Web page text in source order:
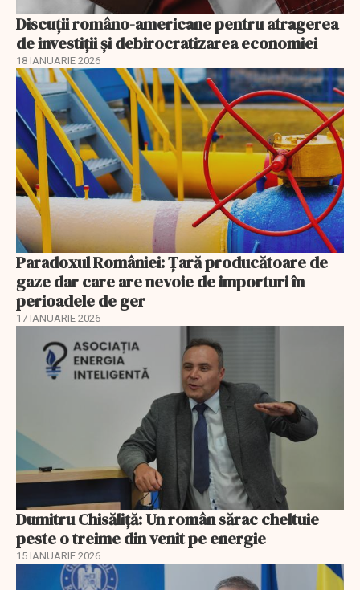
Discuţii româno-americane pentru atragerea
de investiţii şi debirocratizarea economiei
18 IANUARIE 2026
Paradoxul României: Ţară producătoare de
gaze dar care are nevoie de importuri în
perioadele de ger
17 IANUARIE 2026
Dumitru Chisăliţă: Un român sărac cheltuie
peste o treime din venit pe energie
15 IANUARIE 2026